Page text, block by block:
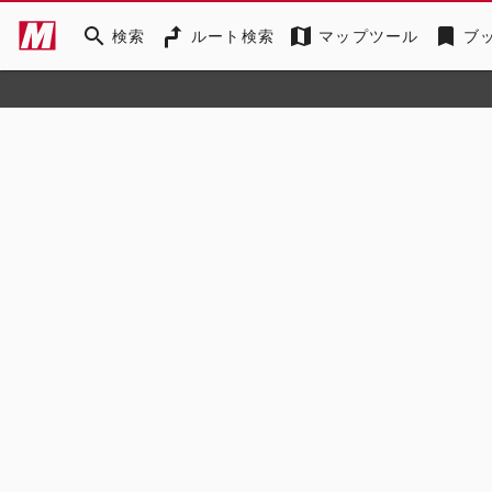
search 検索 ルート検索 map マップツール bookmark ブ